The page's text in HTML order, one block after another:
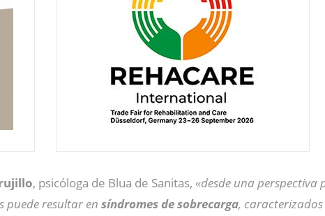
, psicóloga de Blua de Sanitas, «desde una perspectiva
puede resultar en síndromes de sobrecarga,